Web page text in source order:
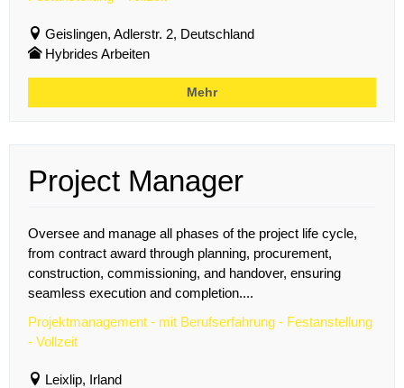
Geislingen, Adlerstr. 2, Deutschland
Hybrides Arbeiten
Mehr
Project Manager
Oversee and manage all phases of the project life cycle,
from contract award through planning, procurement,
construction, commissioning, and handover, ensuring
seamless execution and completion....
Projektmanagement - mit Berufserfahrung - Festanstellung
- Vollzeit
Leixlip, Irland